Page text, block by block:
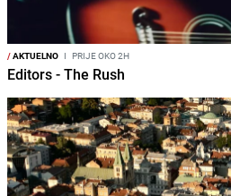
/AKTUELNO I PRIJE OKO 2H
Editors - The Rush